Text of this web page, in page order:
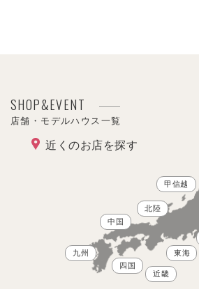
SHOP&EVENT
店舗・モデルハウス一覧
近くのお店を探す
甲信越
北陸
東海
近畿
中国
四国
九州